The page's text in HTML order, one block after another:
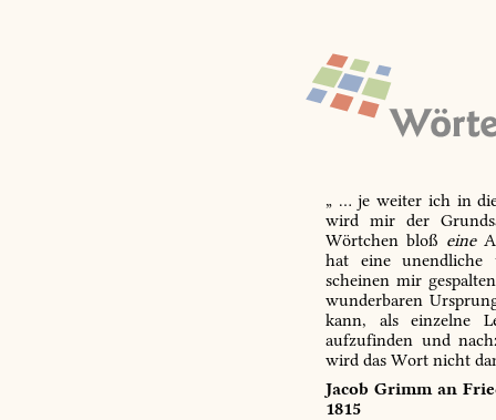
„ … je weiter ich in
wird mir der
Wörtchen bloß eine
hat eine unendliche
scheinen mir
wunderbaren
kann, als einzelne
aufzufinden und
wird das Wort nicht
Jacob Grimm an
1815